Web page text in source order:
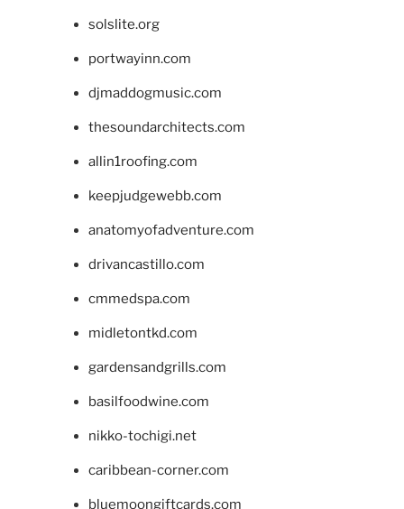
solslite.org
portwayinn.com
djmaddogmusic.com
thesoundarchitects.com
allin1roofing.com
keepjudgewebb.com
anatomyofadventure.com
drivancastillo.com
cmmedspa.com
midletontkd.com
gardensandgrills.com
basilfoodwine.com
nikko-tochigi.net
caribbean-corner.com
bluemoongiftcards.com